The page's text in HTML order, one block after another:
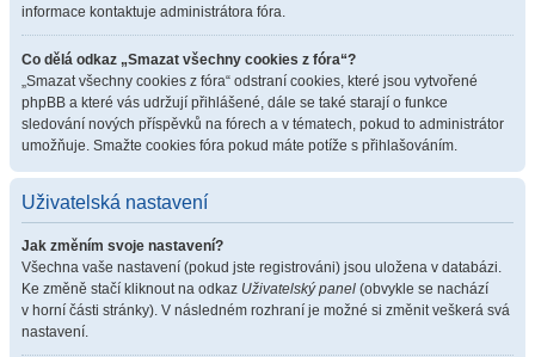
informace kontaktuje administrátora fóra.
Co dělá odkaz „Smazat všechny cookies z fóra“?
„Smazat všechny cookies z fóra“ odstraní cookies, které jsou vytvořené
phpBB a které vás udržují přihlášené, dále se také starají o funkce
sledování nových příspěvků na fórech a v tématech, pokud to administrátor
umožňuje. Smažte cookies fóra pokud máte potíže s přihlašováním.
Uživatelská nastavení
Jak změním svoje nastavení?
Všechna vaše nastavení (pokud jste registrováni) jsou uložena v databázi.
Ke změně stačí kliknout na odkaz Uživatelský panel (obvykle se nachází
v horní části stránky). V následném rozhraní je možné si změnit veškerá svá
nastavení.